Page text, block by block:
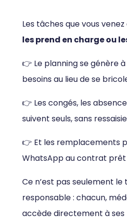
Les tâches que vous venez
les prend en charge ou
👉 Le planning se génère
besoins au lieu de se
👉 Les congés, les
suivent seuls, sans
👉 Et les remplacements
WhatsApp au contrat prêt
Ce n’est pas seulement le
responsable : chacun,
accède directement à ses